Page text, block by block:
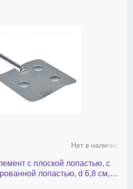
Нет в наличии
с плоской лопастью, с
лопастью, d 6,8 cм,